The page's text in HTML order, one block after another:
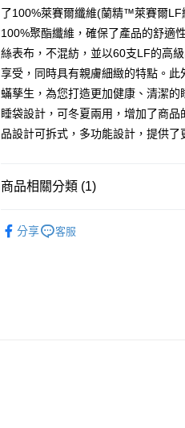
了100%萊賽爾纖維(蘭精™萊賽爾LF
100%聚酯纖維，確保了產品的舒適
絲表布，不混紡，並以60支LF的高
享受，同時具有親膚細緻的特點。
蟎孳生，為您打造更加健康、清潔
睡袋設計，可冬夏兩用，增加了商
品設計可拆式，多功能設計，提供了
商品相關分類 (1)
分享
客服